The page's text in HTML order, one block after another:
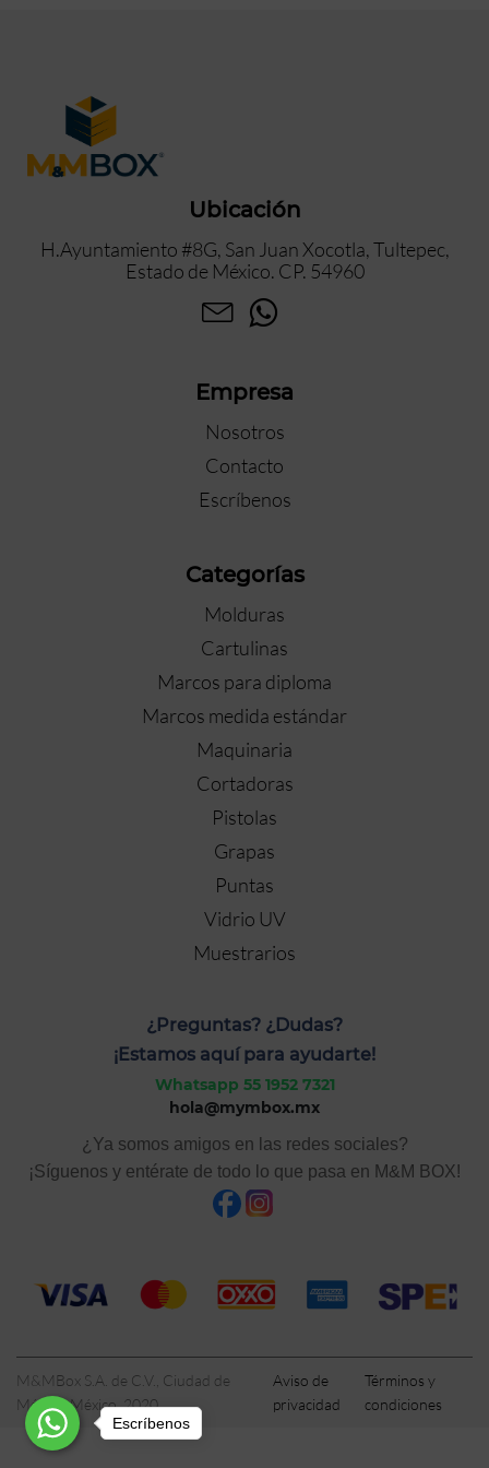
Ubicación
H.Ayuntamiento #8G, San Juan Xocotla, Tultepec,
Estado de México. CP. 54960
Empresa
Nosotros
Contacto
Escríbenos
Categorías
Molduras
Cartulinas
Marcos para diploma
Marcos medida estándar
Maquinaria
Cortadoras
Pistolas
Grapas
Puntas
Vidrio UV
Muestrarios
¿Preguntas? ¿Dudas?
¡Estamos aquí para ayudarte!
Whatsapp 55 1952 7321
hola@mymbox.mx
¿Ya somos amigos en las redes sociales?
¡Síguenos y entérate de todo lo que pasa en M&M BOX!
M&MBox S.A. de C.V., Ciudad de
México, México, 2020
Aviso de
privacidad
Términos y
condiciones
Escríbenos